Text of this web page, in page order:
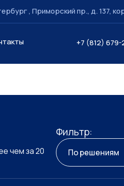
, Приморский пр., д. 137,
+7 (812) 679-
чем за 20
Фильтр:
По решениям